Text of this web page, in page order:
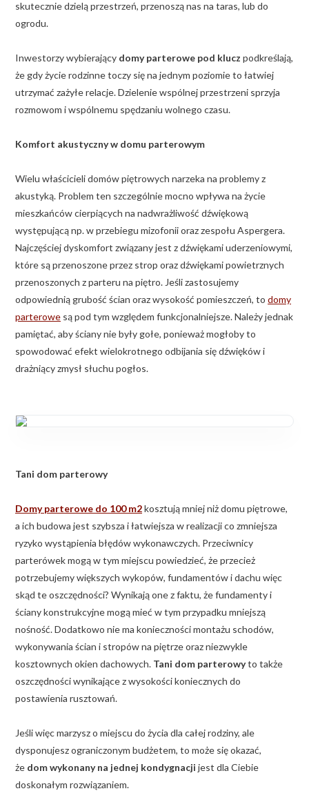
skutecznie dzielą przestrzeń, przenoszą nas na taras, lub do
ogrodu.
Inwestorzy wybierający domy parterowe pod klucz podkreślają,
że gdy życie rodzinne toczy się na jednym poziomie to łatwiej
utrzymać zażyłe relacje. Dzielenie wspólnej przestrzeni sprzyja
rozmowom i wspólnemu spędzaniu wolnego czasu.
Komfort akustyczny w domu parterowym
Wielu właścicieli domów piętrowych narzeka na problemy z
akustyką. Problem ten szczególnie mocno wpływa na życie
mieszkańców cierpiących na nadwrażliwość dźwiękową
występującą np. w przebiegu mizofonii oraz zespołu Aspergera.
Najczęściej dyskomfort związany jest z dźwiękami uderzeniowymi,
które są przenoszone przez strop oraz dźwiękami powietrznych
przenoszonych z parteru na piętro. Jeśli zastosujemy
odpowiednią grubość ścian oraz wysokość pomieszczeń, to domy
parterowe są pod tym względem funkcjonalniejsze. Należy jednak
pamiętać, aby ściany nie były gołe, ponieważ mogłoby to
spowodować efekt wielokrotnego odbijania się dźwięków i
drażniący zmysł słuchu pogłos.
Tani dom parterowy
Domy parterowe do 100 m2kosztują mniej niż domu piętrowe,
a ich budowa jest szybsza i łatwiejsza w realizacji co zmniejsza
ryzyko wystąpienia błędów wykonawczych. Przeciwnicy
parterówek mogą w tym miejscu powiedzieć, że przecież
potrzebujemy większych wykopów, fundamentów i dachu więc
skąd te oszczędności? Wynikają one z faktu, że fundamenty i
ściany konstrukcyjne mogą mieć w tym przypadku mniejszą
nośność. Dodatkowo nie ma konieczności montażu schodów,
wykonywania ścian i stropów na piętrze oraz niezwykle
kosztownych okien dachowych. Tani dom parterowyto także
oszczędności wynikające z wysokości koniecznych do
postawienia rusztowań.
Jeśli więc marzysz o miejscu do życia dla całej rodziny, ale
dysponujesz ograniczonym budżetem, to może się okazać,
że dom wykonany na jednej kondygnacji jest dla Ciebie
doskonałym rozwiązaniem.